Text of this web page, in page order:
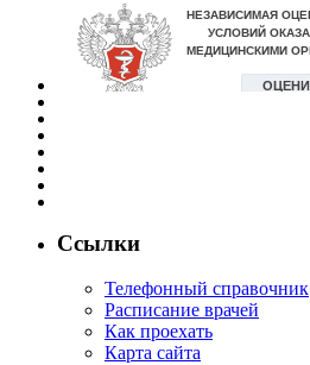
Ссылки
Телефонный справочник
Расписание врачей
Как проехать
Карта сайта